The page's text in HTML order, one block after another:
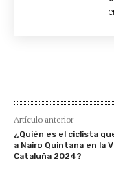
Artículo anterior
¿Quién es el ciclista
a Nairo Quintana en la
Cataluña 2024?